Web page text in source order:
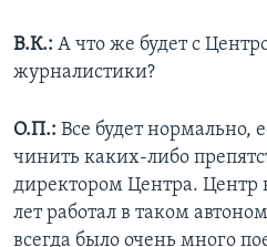
В.К.: А что же будет с
журналистики?
О.П.: Все будет нормально,
чинить каких-либо
директором Центра. Центр
лет работал в таком
всегда было очень много